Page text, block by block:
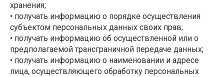
хранения;
• получать информацию о порядке осуществления
субъектом персональных данных своих прав;
• получать информацию об осуществленной или о
предполагаемой трансграничной передаче данных;
• получать информацию о наименовании и адресе
лица, осуществляющего обработку персональных